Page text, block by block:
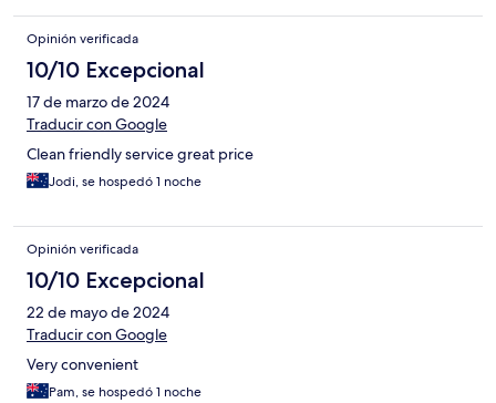
Opinión verificada
10/10 Excepcional
17 de marzo de 2024
Traducir con Google
Clean friendly service great price
Jodi, se hospedó 1 noche
Opinión verificada
10/10 Excepcional
22 de mayo de 2024
Traducir con Google
Very convenient
Pam, se hospedó 1 noche